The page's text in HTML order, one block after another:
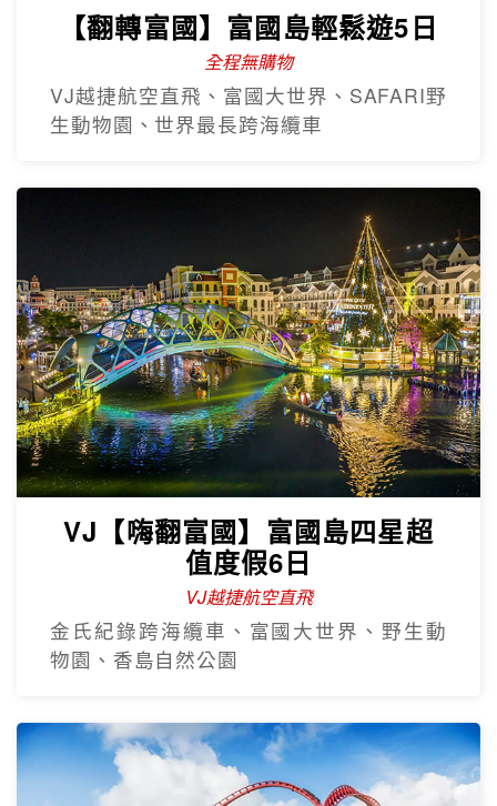
【翻轉富國】富國島輕鬆遊5日
全程無購物
VJ越捷航空直飛、富國大世界、SAFARI野
生動物園、世界最長跨海纜車
VJ【嗨翻富國】富國島四星超
值度假6日
VJ越捷航空直飛
金氏紀錄跨海纜車、富國大世界、野生動
物園、香島自然公園